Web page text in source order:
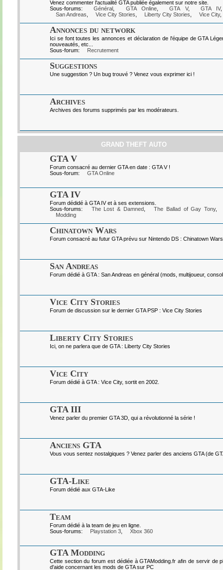
Venez commenter l'actualité GTA publiée également sur notre site.
Sous-forums:
Général GTA Online, GTA V, GTA IV
San Andreas
Vice City Stories Liberty City Stories Vice City,
Annonces du network
Ici se font toutes les annonces et déclaration de l'équipe de GTA
nouveautés, etc...
Sous-forum:
Recrutement
Suggestions
Une suggestion ? Un bug trouvé ? Venez vous exprimer ici !
Archives
Archives des forums supprimés par les modérateurs.
GRAND THEFT AUTO
GTA V
Forum consacré au dernier GTA en date : GTA V !
Sous-forum:
GTA Online
GTA IV
Forum dédidé à GTA IV et à ses extensions.
Sous-forums:
The Lost & Damned, The Ballad of Gay Tony,
Modding
Chinatown Wars
Forum consacré au futur GTA prévu sur Nintendo DS : Chinatown Wars
San Andreas
Forum dédié à GTA : San Andreas en général (mods, multijoueur,
Vice City Stories
Forum de discussion sur le dernier GTA PSP : Vice City Stories
Liberty City Stories
Ici, on ne parlera que de GTA : Liberty City Stories
Vice City
Forum dédié à GTA : Vice City, sortit en 2002.
GTA III
Venez parler du premier GTA 3D, qui a révolutionné la série !
Anciens GTA
Vous vous sentez nostalgiques ? Venez parler des anciens GTA (de
GTA-Like
Forum dédié aux GTA-Like
Team
Forum dédié à la team de jeu en ligne.
Sous-forums:
Playstation 3, Xbox 360
GTA Modding
Cette section du forum est dédiée à GTAModding.fr afin de servir de
d'aide concernant les mods de GTA sur PC